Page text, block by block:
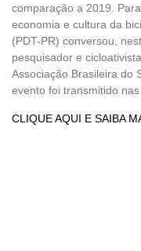
comparação a 2019.
economia e cultura da
(PDT-PR) conversou,
pesquisador e
Associação Brasileira do
evento foi transmitido nas
CLIQUE AQUI E SAIBA